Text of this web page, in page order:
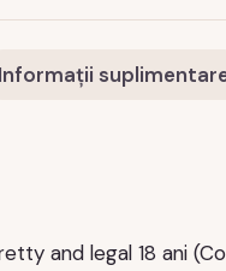
Informații
and legal 18 ani